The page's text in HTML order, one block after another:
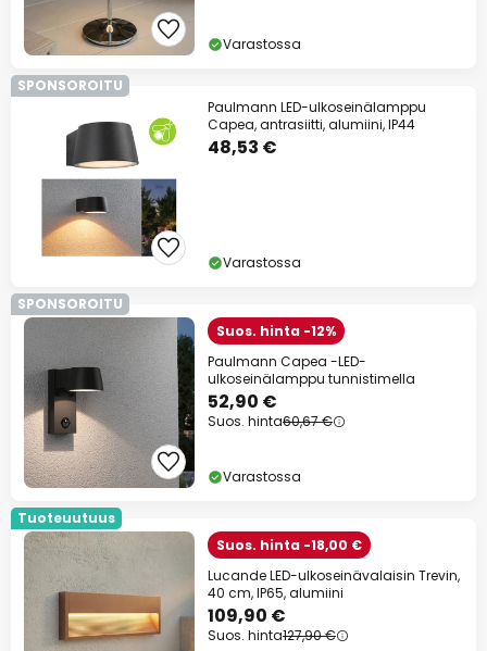
Varastossa
SPONSOROITU
Paulmann LED-ulkoseinälamppu
Capea, antrasiitti, alumiini, IP44
48,53 €
Varastossa
SPONSOROITU
Suos. hinta -12%
Paulmann Capea -LED-
ulkoseinälamppu tunnistimella
52,90 €
Suos. hinta60,67 €
Varastossa
Tuoteuutuus
Suos. hinta -18,00 €
Lucande LED-ulkoseinävalaisin Trevin,
40 cm, IP65, alumiini
109,90 €
Suos. hinta127,90 €